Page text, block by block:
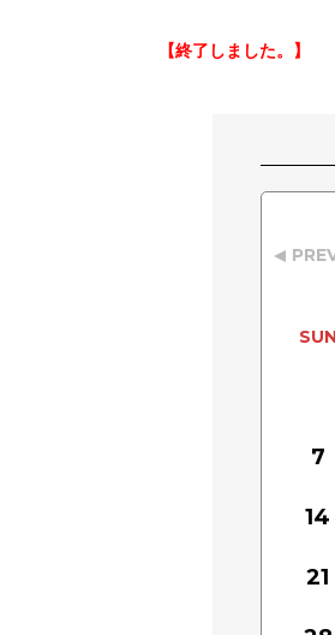
【終了しました。】
SUN
7
14
21